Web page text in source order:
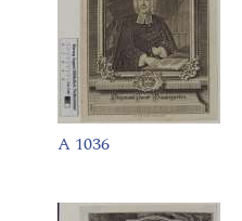
A 1036